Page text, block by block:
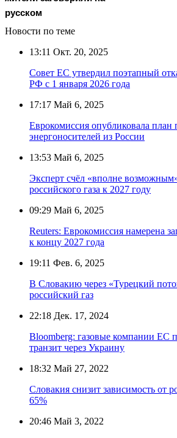
русском
Новости по теме
13:11 Окт. 20, 2025
Совет ЕС утвердил поэтапный
РФ с 1 января 2026 года
17:17 Май 6, 2025
Еврокомиссия опубликовала план
энергоносителей из России
13:53 Май 6, 2025
Эксперт счёл «вполне
российского газа к 2027 году
09:29 Май 6, 2025
Reuters: Еврокомиссия намерена
к концу 2027 года
19:11 Фев. 6, 2025
В Словакию через «Турецкий
российский газ
22:18 Дек. 17, 2024
Bloomberg: газовые компании ЕС
транзит через Украину
18:32 Май 27, 2022
Словакия снизит зависимость от
65%
20:46 Май 3, 2022